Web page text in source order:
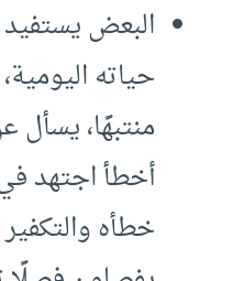
البعض
حياته
منتبهًا، يسأل
أخطأ اجتهد
خطأه